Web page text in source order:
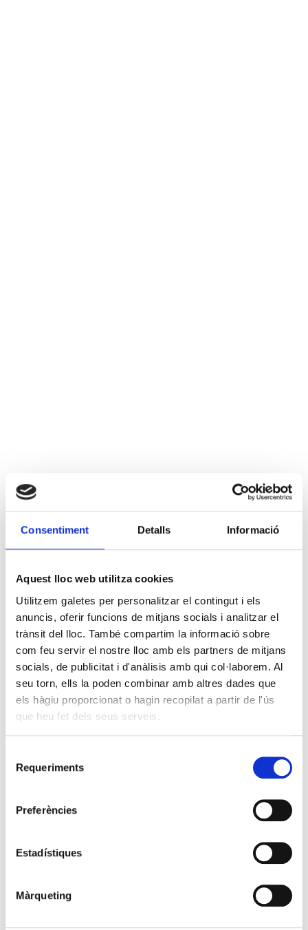
Consentiment Detalls Informació
Aquest lloc web utilitza cookies
Utilitzem galetes per personalitzar el contingut i els
anuncis, oferir funcions de mitjans socials i analitzar el
trànsit del lloc. També compartim la informació sobre
com feu servir el nostre lloc amb els partners de mitjans
socials, de publicitat i d'anàlisis amb qui col·laborem. Al
seu torn, ells la poden combinar amb altres dades que
els hàgiu proporcionat o hagin recopilat a partir de l'ús
que heu fet dels seus serveis.
Requeriments
Preferències
Estadístiques
Màrqueting